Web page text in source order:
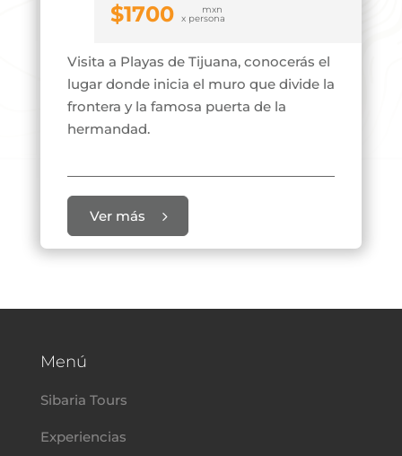
Visita a Playas de Tijuana, conocerás el
lugar donde inicia el muro que divide la
frontera y la famosa puerta de la
hermandad.
Ver más
$1700
Menú
Sibaria Tours
Experiencias